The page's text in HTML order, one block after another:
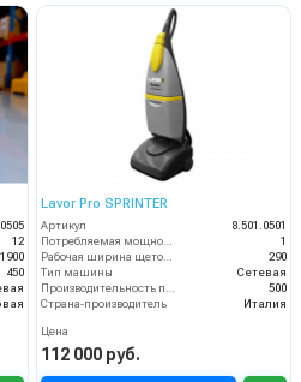
12
1900
450
Lavor Pro SPRINTER
Артикул
8.501.0501
1
290
Тип машины
Сетевая
500
Страна-производитель
Италия
Цена
112 000 руб.